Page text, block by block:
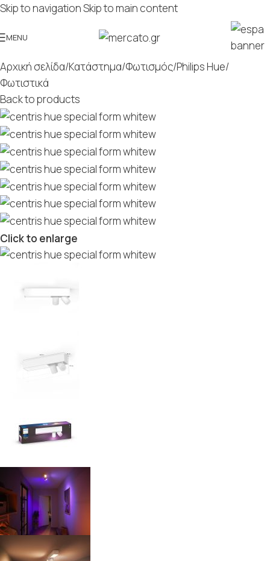
Skip to navigationSkip to main content
MENU
Αρχική σελίδα/Κατάστημα/Φωτισμός/Philips Hue/
Φωτιστικά
Back to products
Click to enlarge